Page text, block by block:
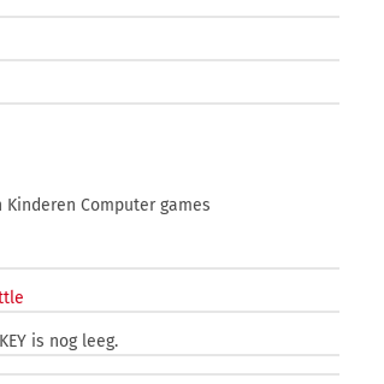
Computer games
is nog leeg.